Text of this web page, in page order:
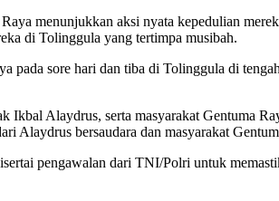
menunjukkan aksi nyata kepedulian
di Tolinggula yang tertimpa musibah.
pada sore hari dan tiba di Tolinggula di
Alaydrus, serta masyarakat Gentuma
Alaydrus bersaudara dan masyarakat
pengawalan dari TNI/Polri untuk